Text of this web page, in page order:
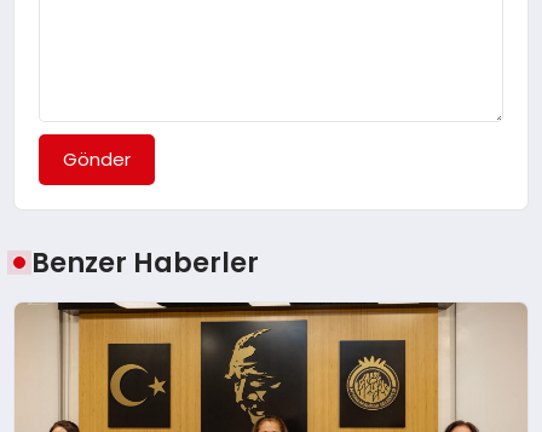
Gönder
Benzer Haberler